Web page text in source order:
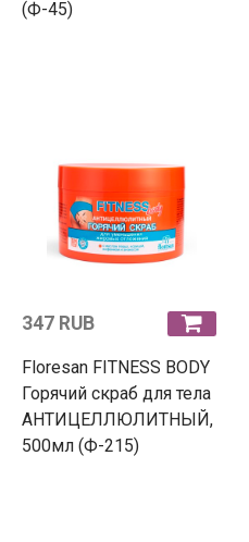
(Ф-45)
347 RUB
Floresan FITNESS BODY
Горячий скраб для тела
АНТИЦЕЛЛЮЛИТНЫЙ,
500мл (Ф-215)